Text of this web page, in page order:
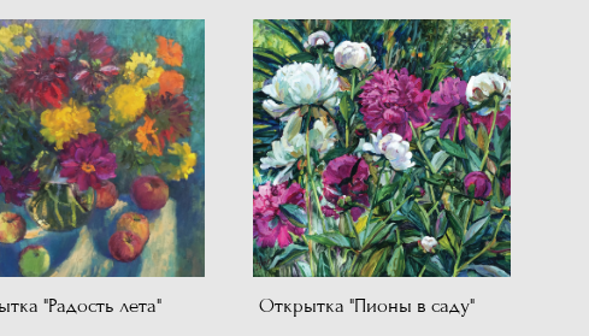
"Радость лета" Открытка "Пионы в саду"